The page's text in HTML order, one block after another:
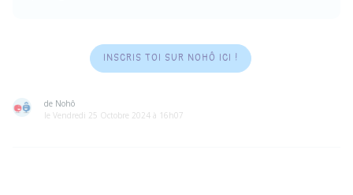
INSCRIS TOI SUR NOHÔ ICI !
de Nohô
le Vendredi 25 Octobre 2024 à 16h07